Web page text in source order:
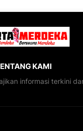
KAMI
informasi terkini